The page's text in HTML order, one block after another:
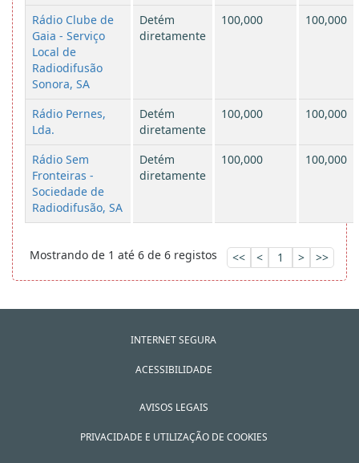
Rádio Clube de
Gaia - Serviço
Local de
Radiodifusão
Sonora, SA
Detém
diretamente
100,000 100,000
Rádio Pernes,
Lda.
Detém
diretamente
100,000 100,000
Rádio Sem
Fronteiras -
Sociedade de
Radiodifusão, SA
Detém
diretamente
100,000 100,000
Mostrando de 1 até 6 de 6 registos << < 1 > >>
INTERNET SEGURA
ACESSIBILIDADE
AVISOS LEGAIS
PRIVACIDADE E UTILIZAÇÃO DE COOKIES